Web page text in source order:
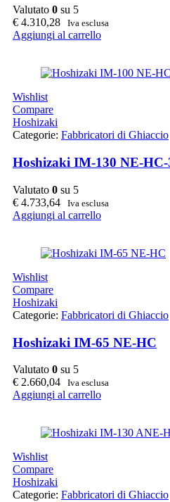
Valutato 0 su 5
€ 4.310,28 Iva esclusa
Aggiungi al carrello
Wishlist
Compare
Hoshizaki
Categorie: Fabbricatori di Ghiaccio
Hoshizaki IM-130 NE-HC-
Valutato 0 su 5
€ 4.733,64 Iva esclusa
Aggiungi al carrello
Wishlist
Compare
Hoshizaki
Categorie: Fabbricatori di Ghiaccio
Hoshizaki IM-65 NE-HC
Valutato 0 su 5
€ 2.660,04 Iva esclusa
Aggiungi al carrello
Wishlist
Compare
Hoshizaki
Categorie: Fabbricatori di Ghiaccio